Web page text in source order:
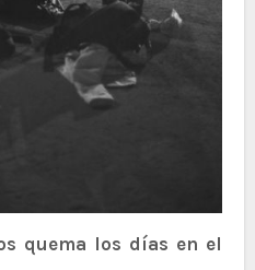
quema los días en el